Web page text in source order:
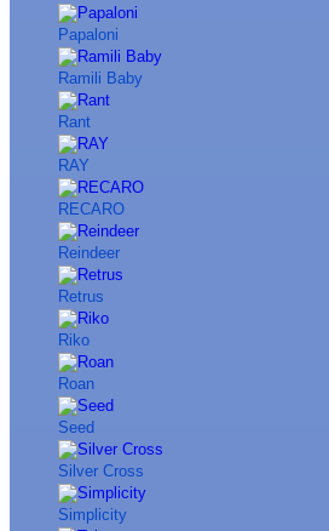
Papaloni
Ramili Baby
Rant
RAY
RECARO
Reindeer
Retrus
Riko
Roan
Seed
Silver Cross
Simplicity